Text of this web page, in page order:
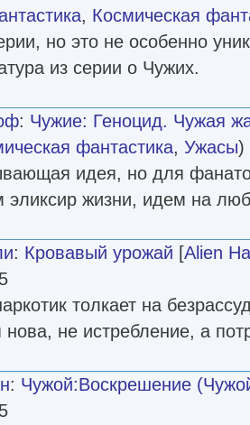
, Космическая
но это не особенно
из серии о Чужих.
: Чужие: Геноцид. Чужая
фантастика, Ужасы)
идея, но для
жизни, идем на
: Кровавый урожай [Alien
толкает на
нова, не истребление, а
: Чужой:Воскрешение